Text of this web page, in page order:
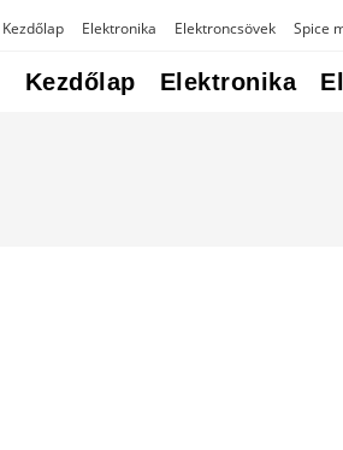
Kezdőlap Elektronika Elektroncsövek Spice
Kezdőlap Elektronika